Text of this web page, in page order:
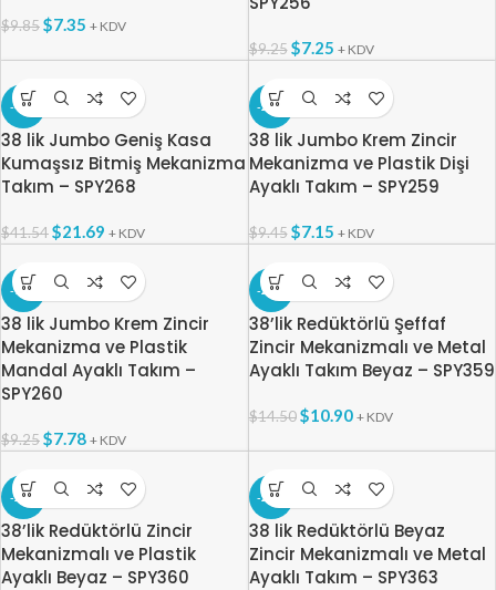
$9.85$7.35 + KDV
$9.25 $7.25 + KDV
-48%
38 lik Jumbo Geniş Kasa
Kumaşsız Bitmiş Mekanizma
Takım – SPY268
$41.54$21.69 + KDV
-24%
38 lik Jumbo Krem Zincir
Mekanizma ve Plastik Dişi
Ayaklı Takım – SPY259
$9.45 $7.15 + KDV
-16%
38 lik Jumbo Krem Zincir
Mekanizma ve Plastik
Mandal Ayaklı Takım –
SPY260
$9.25$7.78 + KDV
-25%
38’lik Redüktörlü Şeffaf
Zincir Mekanizmalı ve Metal
Ayaklı Takım Beyaz – SPY359
$14.50 $10.90 + KDV
-24%
38’lik Redüktörlü Zincir
Mekanizmalı ve Plastik
Ayaklı Beyaz – SPY360
-24%
38 lik Redüktörlü Beyaz
Zincir Mekanizmalı ve Metal
Ayaklı Takım – SPY363